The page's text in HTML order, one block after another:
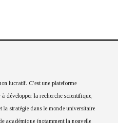
lucratif. C’est une plateforme
développer la recherche scientifique,
la stratégie dans le monde universitaire
académique (notamment la nouvelle